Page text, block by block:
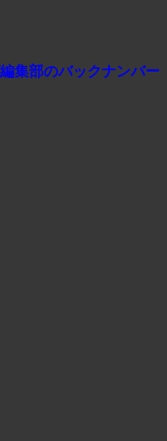
集部のバックナンバー